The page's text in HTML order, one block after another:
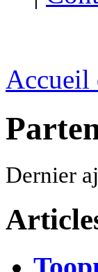
Accueil
Dernier